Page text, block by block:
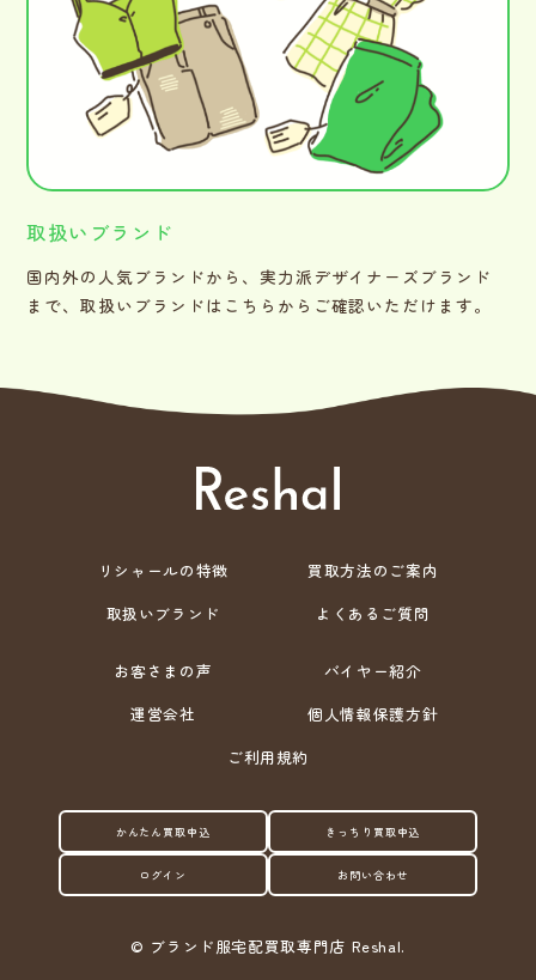
取扱いブランド
国内外の人気ブランドから、実力派デザイナーズブランド
まで、取扱いブランドはこちらからご確認いただけます。
リシャールの特徴
買取方法のご案内
取扱いブランド
よくあるご質問
お客さまの声
バイヤー紹介
運営会社
個人情報保護方針
ご利用規約
かんたん買取申込 きっちり買取申込
ログイン お問い合わせ
© ブランド服宅配買取専門店 Reshal.